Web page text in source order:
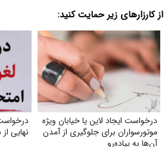
از کارزارهای زیر حمایت کنید:
درخواست ایجاد لاین یا خیابان ویژه
موتورسواران برای جلوگیری از آمدن
آن‌ها به پیاده‌رو
نهایی